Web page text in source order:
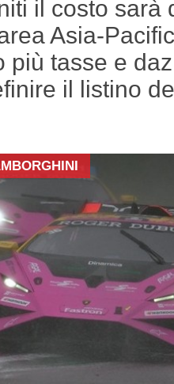
il costo sarà
Asia-
più tasse e
il listino